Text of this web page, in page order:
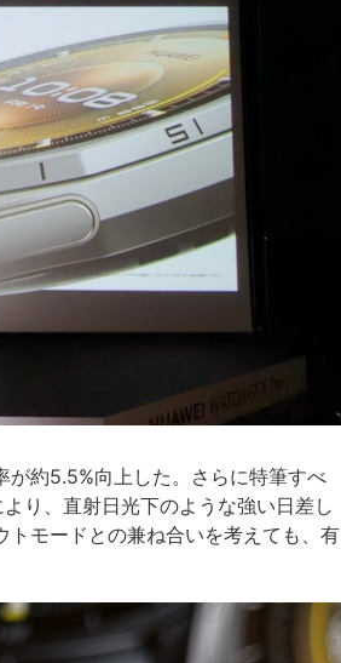
が約5.5%向上した。さらに特筆すべ
り、直射日光下のような強い日差し
モードとの兼ね合いを考えても、有